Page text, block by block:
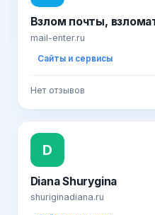
Взлом почты,
mail-enter.ru
Сайты и сервисы
Нет отзывов
D
Diana Shurygina
shuriginadiana.ru